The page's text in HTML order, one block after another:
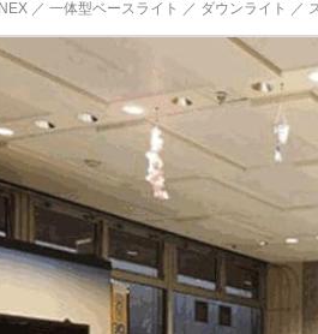
／ 一体型ベースライト ／ ダウンライト ／